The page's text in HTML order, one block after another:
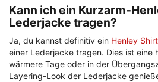
Kann ich ein Kurzarm-
Lederjacke tragen?
Ja, du kannst definitiv ein Henley
einer Lederjacke tragen. Dies ist eine
wärmere Tage oder in der
Layering-Look der Lederjacke